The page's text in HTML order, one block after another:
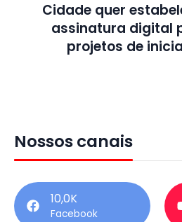
Cidade quer
assinatura digital
projetos de
Nossos canais
10,0K
Facebook